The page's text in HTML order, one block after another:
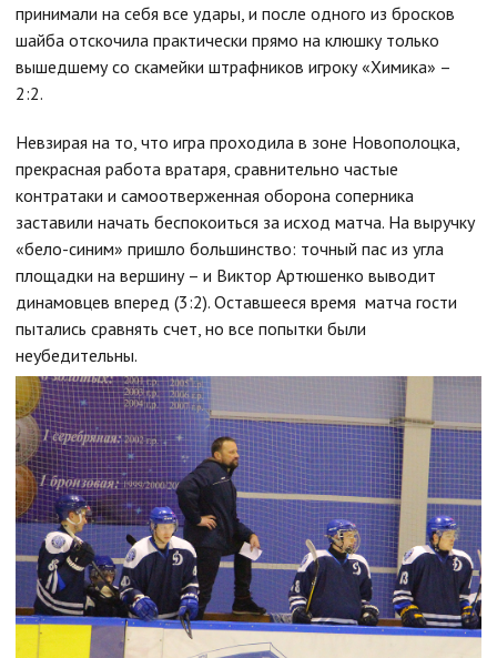
принимали на себя все удары, и после одного из бросков
шайба отскочила практически прямо на клюшку только
вышедшему со скамейки штрафников игроку «Химика» –
2:2.
Невзирая на то, что игра проходила в зоне Новополоцка,
прекрасная работа вратаря, сравнительно частые
контратаки и самоотверженная оборона соперника
заставили начать беспокоиться за исход матча. На выручку
«бело-синим» пришло большинство: точный пас из угла
площадки на вершину – и Виктор Артюшенко выводит
динамовцев вперед (3:2). Оставшееся время матча гости
пытались сравнять счет, но все попытки были
неубедительны.